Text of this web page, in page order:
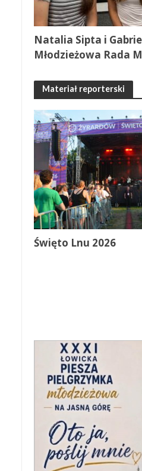
Natalia Sipta i
Młodzieżowa Rada
Materiał reporterski
Święto Lnu 2026